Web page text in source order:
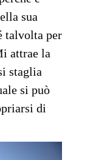
sua
talvolta per
attrae la
staglia
si può
di